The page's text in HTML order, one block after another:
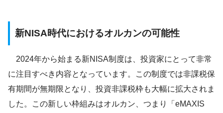
新NISA時代におけるオルカンの可能性
2024年から始まる新NISA制度は、投資家にとって非常
に注目すべき内容となっています。この制度では非課税保
有期間が無期限となり、投資非課税枠も大幅に拡大されま
した。この新しい枠組みはオルカン、つまり「eMAXIS